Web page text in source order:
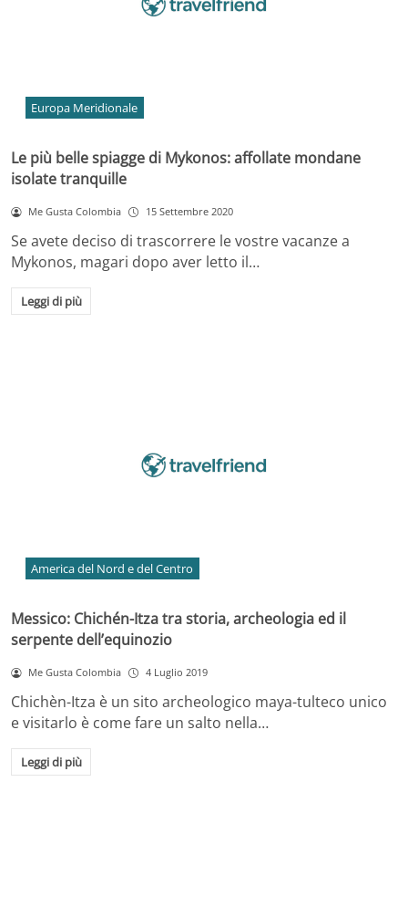
Europa Meridionale
Le più belle spiagge di Mykonos: affollate mondane
isolate tranquille
Me Gusta Colombia 15 Settembre 2020
Se avete deciso di trascorrere le vostre vacanze a
Mykonos, magari dopo aver letto il…
Leggi di più
America del Nord e del Centro
Messico: Chichén-Itza tra storia, archeologia ed il
serpente dell’equinozio
Me Gusta Colombia 4 Luglio 2019
Chichèn-Itza è un sito archeologico maya-tulteco unico
e visitarlo è come fare un salto nella…
Leggi di più